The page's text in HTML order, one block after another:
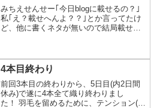
みちえせんせー｢今日blogに載せるの？｣
私｢え？載せへんよ？？｣とか言ってたけ
ど、他に書くネタが無いので結局載せる
量も少ないラミーです。糸色はとてもキ
レイだけど実...
4本目終わり
前回3本目の終わりから、5日目(内2日間
休み)で遂に4本全て織り終わりまし
た！ 羽毛を留めるために、テンション(縦